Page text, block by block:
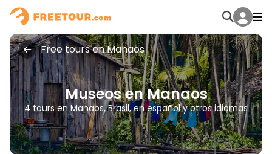
Free tours en Manaos
Museos en Manaos
4 tours en Manaos, Brasil, en español y otros idiomas